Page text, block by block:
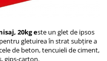
20kgeste un glet de ipsos
gletuirea în strat subțire a
de beton, tencuieli de ciment,
gips-carton.